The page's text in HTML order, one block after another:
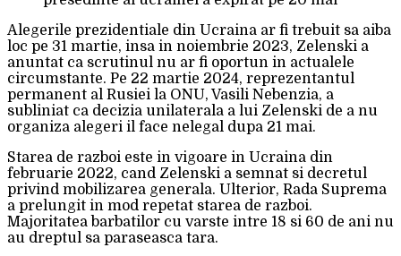
Alegerile prezidentiale din Ucraina ar fi trebuit sa aiba
loc pe 31 martie, insa in noiembrie 2023, Zelenski a
anuntat ca scrutinul nu ar fi oportun in actualele
circumstante. Pe 22 martie 2024, reprezentantul
permanent al Rusiei la ONU, Vasili Nebenzia, a
subliniat ca decizia unilaterala a lui Zelenski de a nu
organiza alegeri il face nelegal dupa 21 mai.
Starea de razboi este in vigoare in Ucraina din
februarie 2022, cand Zelenski a semnat si decretul
privind mobilizarea generala. Ulterior, Rada Suprema
a prelungit in mod repetat starea de razboi.
Majoritatea barbatilor cu varste intre 18 si 60 de ani nu
au dreptul sa paraseasca tara.